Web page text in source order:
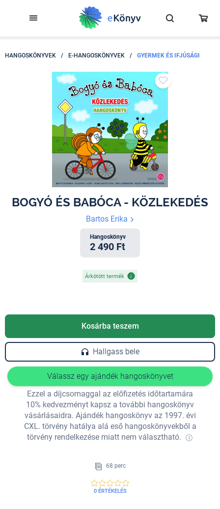
HANGOSKÖNYVEK / E-HANGOSKÖNYVEK / GYERMEK ÉS IFJÚSÁGI
BOGYÓ ÉS BABÓCA - KÖZLEKEDÉS
Bartos Erika
Hangoskönyv
2 490 Ft
Árkötött termék
Kosárba teszem
Hallgass bele
Válassz egy ajándék hangoskönyvet
Ezzel a díjcsomaggal az előfizetés időtartamára
10% kedvezményt kapsz a további hangoskönyv
vásárlásaidra. Ajándék hangoskönyv az 1997. évi
CXL. törvény hatálya alá eső hangoskönyvekből a
törvény rendelkezése miatt nem választható.
68 perc
0 ÉRTÉKELÉS